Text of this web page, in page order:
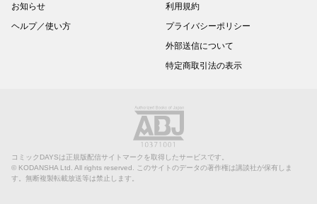
お知らせ
ヘルプ／使い方
利用規約
プライバシーポリシー
外部送信について
特定商取引法の表示
コミックDAYSは正規版配信サイトマークを取得したサービスです。
© KODANSHA Ltd. All rights reserved. このサイトのデータの著作権は講談社が保有しま
す。無断複製転載放送等は禁止します。